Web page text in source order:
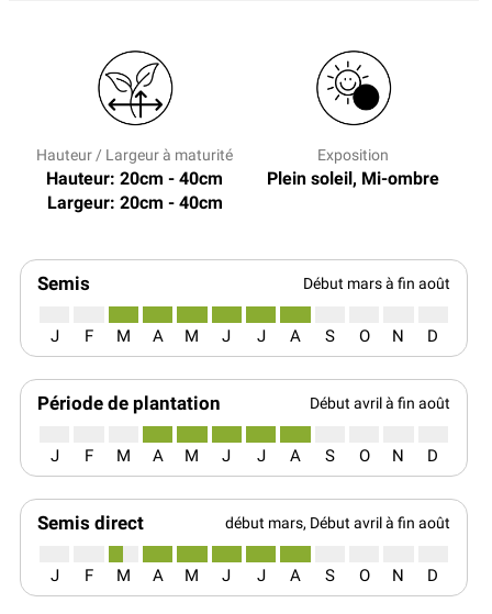
Hauteur / Largeur à maturité
Hauteur: 20cm - 40cm
Largeur: 20cm - 40cm
Exposition
Plein soleil, Mi-ombre
Semis Début mars à fin août
J F M A M J J A S O N D
Période de plantation Début avril à fin août
J F M A M J J A S O N D
Semis direct début mars, Début avril à fin août
J F M A M J J A S O N D